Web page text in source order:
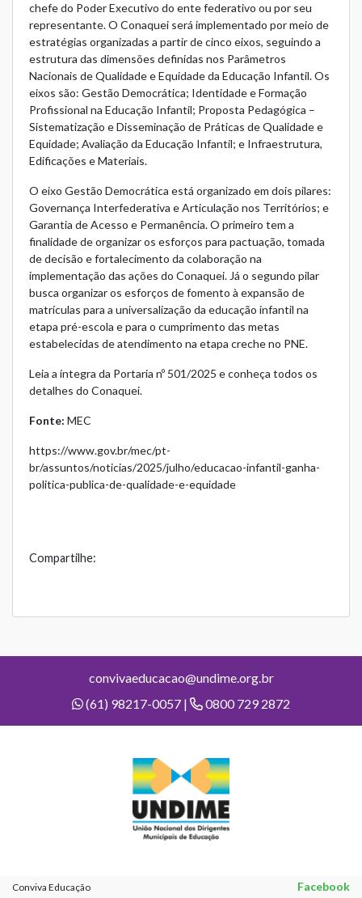
chefe do Poder Executivo do ente federativo ou por seu
representante. O Conaquei será implementado por meio de
estratégias organizadas a partir de cinco eixos, seguindo a
estrutura das dimensões definidas nos Parâmetros
Nacionais de Qualidade e Equidade da Educação Infantil. Os
eixos são: Gestão Democrática; Identidade e Formação
Profissional na Educação Infantil; Proposta Pedagógica –
Sistematização e Disseminação de Práticas de Qualidade e
Equidade; Avaliação da Educação Infantil; e Infraestrutura,
Edificações e Materiais.
O eixo Gestão Democrática está organizado em dois pilares:
Governança Interfederativa e Articulação nos Territórios; e
Garantia de Acesso e Permanência. O primeiro tem a
finalidade de organizar os esforços para pactuação, tomada
de decisão e fortalecimento da colaboração na
implementação das ações do Conaquei. Já o segundo pilar
busca organizar os esforços de fomento à expansão de
matrículas para a universalização da educação infantil na
etapa pré-escola e para o cumprimento das metas
estabelecidas de atendimento na etapa creche no PNE.
Leia a íntegra da Portaria nº 501/2025 e conheça todos os
detalhes do Conaquei.
Fonte: MEC
https://www.gov.br/mec/pt-
br/assuntos/noticias/2025/julho/educacao-infantil-ganha-
politica-publica-de-qualidade-e-equidade
Compartilhe:
convivaeducacao@undime.org.br
(61) 98217-0057 |
0800 729 2872
Conviva Educação Facebook